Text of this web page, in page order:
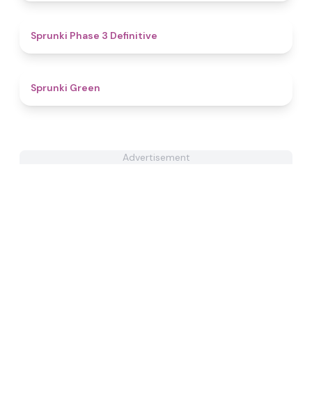
Sprunki Phase 3 Definitive
Sprunki Green
Advertisement